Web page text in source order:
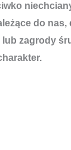
do
zagrody